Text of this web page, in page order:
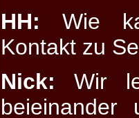
HH: Wie
Kontakt zu
Nick: Wir